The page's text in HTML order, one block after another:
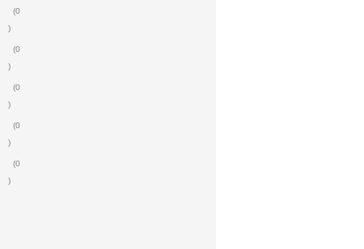
(0
)
(0
)
(0
)
(0
)
(0
)